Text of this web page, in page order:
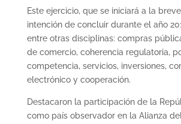
Este ejercicio, que se iniciará a la
intención de concluir durante el año
entre otras disciplinas: compras
de comercio, coherencia regulatoria,
competencia, servicios, inversiones,
electrónico y cooperación.
Destacaron la participación de la
como país observador en la Alianza